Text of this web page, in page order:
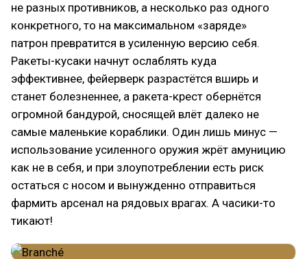
не разных противников, а несколько раз одного
конкретного, то на максимальном «заряде»
патрон превратится в усиленную версию себя.
Ракеты-кусаки начнут ослаблять куда
эффективнее, фейерверк разрастётся вширь и
станет болезненнее, а ракета-крест обернётся
огромной бандурой, сносящей влёт далеко не
самые маленькие кораблики. Один лишь минус —
использование усиленного оружия жрёт амуницию
как не в себя, и при злоупотреблении есть риск
остаться с носом и вынужденно отправиться
фармить арсенал на рядовых врагах. А часики-то
тикают!